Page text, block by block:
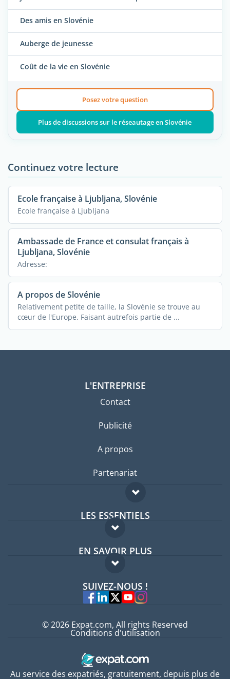
Des amis en Slovénie
Auberge de jeunesse
Coût de la vie en Slovénie
Posez votre question
Plus de discussions sur le réseautage en Slovénie
Continuez votre lecture
Ecole française à Ljubljana, Slovénie
Ecole française à Ljubljana
Ambassade de France et consulat français à
Ljubljana, Slovénie
Adresse:
A propos de Slovénie
Relativement petite de taille, la Slovénie se trouve au
cœur de l'Europe. Faisant autrefois partie de ...
L'ENTREPRISE
Contact
Publicité
A propos
Partenariat
LES ESSENTIELS
Forum expatriés
Guides pays
EN SAVOIR PLUS
FAQ
Experts
SUIVEZ-NOUS !
Au service des expatriés, gratuitement, depuis plus de
© 2026 Expat.com, All rights Reserved
Conditions d'utilisation